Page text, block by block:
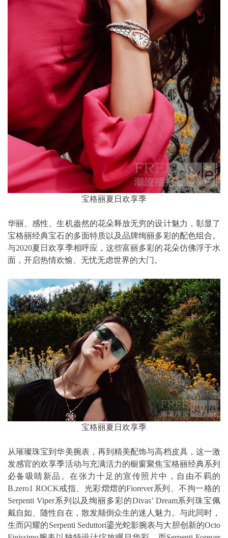
宝格丽夏日欢享季
华丽、感性、生机盎然的花朵释放无穷的设计魅力，彰显了
宝格丽经典宝石的多面特质以及品牌绚丽多彩的配色组合。
与2020夏日欢享季相呼应，这些富丽多彩的花朵仿佛浮于水
面，开启热情欢愉、无忧无虑世界的大门。
宝格丽夏日欢享季
从璀璨珠宝到华美腕表，再到精美配饰与高档皮具，这一激
发感官的欢享季活动与充满活力的橱窗聚焦宝格丽经典系列
必备吸睛新品。在张力十足的宣传照片中，自由不羁的
B.zero1 ROCK戒指、光彩熠熠的Fiorever系列、不拘一格的
Serpenti Viper系列以及绚丽多彩的Divas’ Dream系列珠宝佩
戴自如、随性自在，散发颠倒众生的迷人魅力。与此同时，
生而闪耀的Serpenti Seduttori鎏光蛇影腕表与大胆创新的Octo